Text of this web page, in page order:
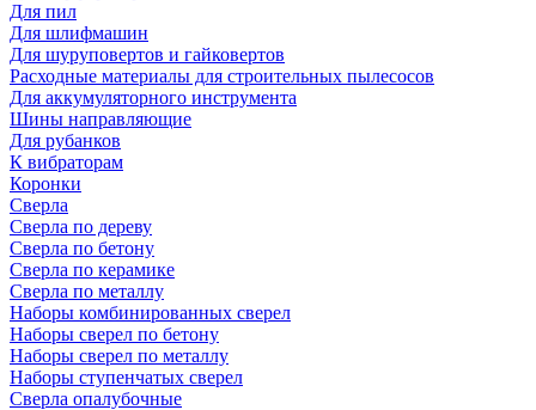
Для пил
Для шлифмашин
Для шуруповертов и гайковертов
Расходные материалы для строительных пылесосов
Для аккумуляторного инструмента
Шины направляющие
Для рубанков
К вибраторам
Коронки
Сверла
Сверла по дереву
Сверла по бетону
Сверла по керамике
Сверла по металлу
Наборы комбинированных сверел
Наборы сверел по бетону
Наборы сверел по металлу
Наборы ступенчатых сверел
Сверла опалубочные